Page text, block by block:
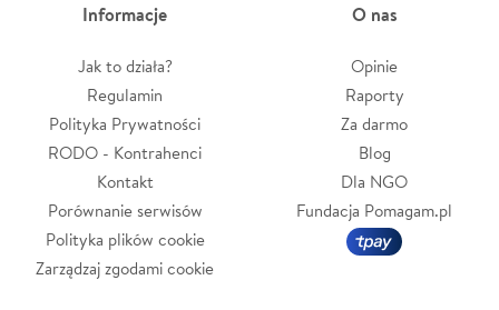
Informacje
Jak to działa?
Regulamin
Polityka Prywatności
RODO - Kontrahenci
Kontakt
Porównanie serwisów
Polityka plików cookie
Zarządzaj zgodami cookie
O nas
Opinie
Raporty
Za darmo
Blog
Dla NGO
Fundacja Pomagam.pl